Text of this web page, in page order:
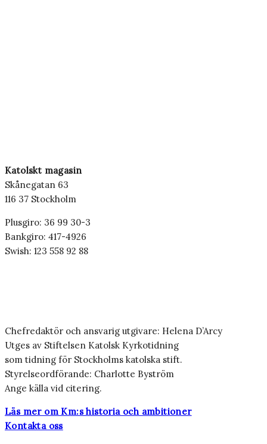
Katolskt magasin
Skånegatan 63
116 37 Stockholm
Plusgiro: 36 99 30-3
Bankgiro: 417-4926
Swish: 123 558 92 88
Chefredaktör och ansvarig utgivare: Helena D’Arcy
Utges av Stiftelsen Katolsk Kyrkotidning
som tidning för Stockholms katolska stift.
Styrelseordförande: Charlotte Byström
Ange källa vid citering.
Läs mer om Km:s historia och ambitioner
Kontakta oss